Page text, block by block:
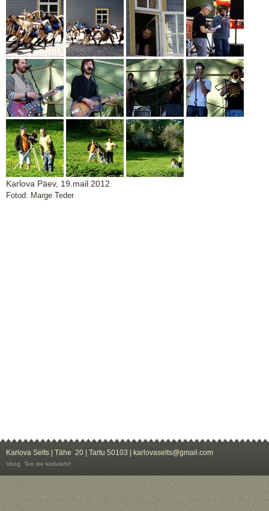
Karlova Päev, 19.mail 2012
Fotod: Marge Teder
Karlova Selts | Tähe 20 | Tartu 50103 | karlovaselts@gmail.com
Voog. Tee ise koduleht!